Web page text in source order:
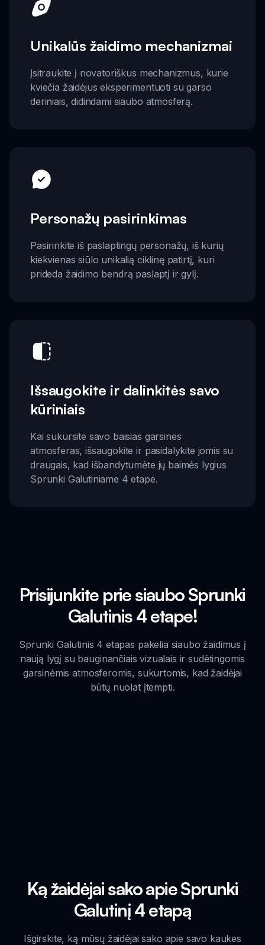
Unikalūs žaidimo mechanizmai
Įsitraukite į novatoriškus mechanizmus, kurie
kviečia žaidėjus eksperimentuoti su garso
deriniais, didindami siaubo atmosferą.
Personažų pasirinkimas
Pasirinkite iš paslaptingų personažų, iš kurių
kiekvienas siūlo unikalią ciklinę patirtį, kuri
prideda žaidimo bendrą paslaptį ir gylį.
Išsaugokite ir dalinkitės savo
kūriniais
Kai sukursite savo baisias garsines
atmosferas, išsaugokite ir pasidalykite jomis su
draugais, kad išbandytumėte jų baimės lygius
Sprunki Galutiniame 4 etape.
Prisijunkite prie siaubo Sprunki
Galutinis 4 etape!
Sprunki Galutinis 4 etapas pakelia siaubo žaidimus į
naują lygį su bauginančiais vizualais ir sudėtingomis
garsinėmis atmosferomis, sukurtomis, kad žaidėjai
būtų nuolat įtempti.
Ką žaidėjai sako apie Sprunki
Galutinį 4 etapą
Išgirskite, ką mūsų žaidėjai sako apie savo kaukes